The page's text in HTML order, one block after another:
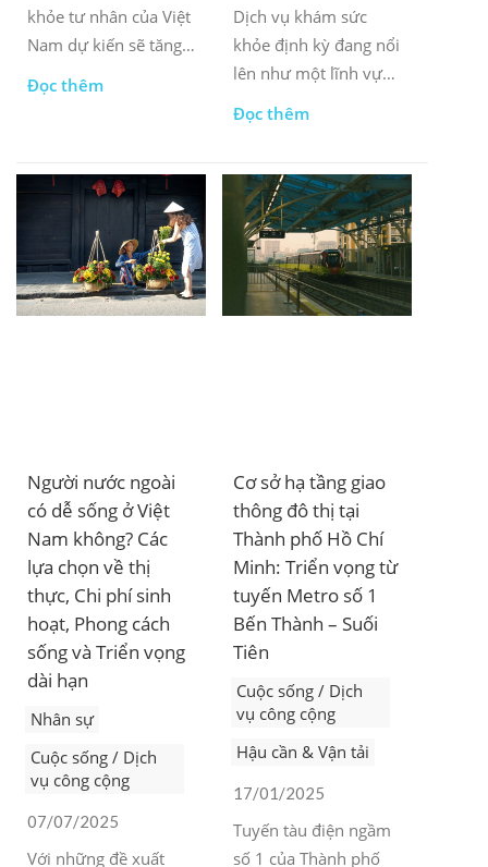
khỏe tư nhân của Việt
Nam dự kiến sẽ tăng
trưởng mạnh mẽ nhờ
đầu tư nước ngoài
Đọc thêm
Dịch vụ khám sức
khỏe định kỳ đang nổi
lên như một lĩnh vực
có tiềm năng phát
triển mạnh mẽ, mở ra
nghiệp chăm sóc sức
khỏe.
Đọc thêm
Người nước ngoài
có dễ sống ở Việt
Nam không? Các
lựa chọn về thị
thực, Chi phí sinh
hoạt, Phong cách
sống và Triển vọng
dài hạn
Nhân sự
Cuộc sống / Dịch
vụ công cộng
07/07/2025
Với những đề xuất
Cơ sở hạ tầng giao
thông đô thị tại
Thành phố Hồ Chí
Minh: Triển vọng từ
tuyến Metro số 1
Bến Thành – Suối
Tiên
Cuộc sống / Dịch
vụ công cộng
Hậu cần & Vận tải
17/01/2025
Tuyến tàu điện ngầm
số 1 của Thành phố